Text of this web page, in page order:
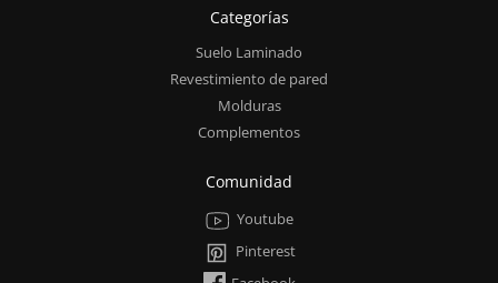
Categorías
Suelo Laminado
Revestimiento de pared
Molduras
Complementos
Comunidad
Youtube
Pinterest